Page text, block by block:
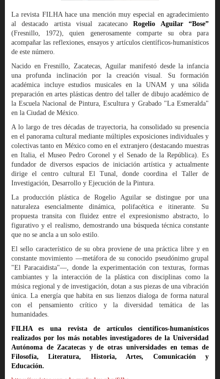
La revista FILHA hace una mención muy especial en agradecimiento
al destacado artista visual zacatecanoRogelio Aguilar “Bose”
(Fresnillo, 1972), quien generosamente comparte su obra para
acompañar las reflexiones, ensayos y artículos científicos-humanísticos
de este número.
Nacido en Fresnillo, Zacatecas, Aguilar manifestó desde la infancia
una profunda inclinación por la creación visual. Su formación
académica incluye estudios musicales en la UNAM y una sólida
preparación en artes plásticas dentro del taller de dibujo académico de
la Escuela Nacional de Pintura, Escultura y Grabado "La Esmeralda"
en la Ciudad de México.
A lo largo de tres décadas de trayectoria, ha consolidado su presencia
en el panorama cultural mediante múltiples exposiciones individuales y
colectivas tanto en México como en el extranjero (destacando muestras
en Italia, el Museo Pedro Coronel y el Senado de la República). Es
fundador de diversos espacios de iniciación artística y actualmente
dirige el centro cultural El Tunal, donde coordina el Taller de
Investigación, Desarrollo y Ejecución de la Pintura.
La producción plástica de Rogelio Aguilar se distingue por una
naturaleza esencialmente dinámica, polifacética e itinerante. Su
propuesta transita con fluidez entre el expresionismo abstracto, lo
figurativo y el realismo, demostrando una búsqueda técnica constante
que no se ancla a un solo estilo.
El sello característico de su obra proviene de una práctica libre y en
constante movimiento —metáfora de su conocido pseudónimo grupal
"El Paracaidista"—, donde la experimentación con texturas, formas
cambiantes y la interacción de la plástica con disciplinas como la
música regional y de investigación, dotan a sus piezas de una vibración
única. La energía que habita en sus lienzos dialoga de forma natural
con el pensamiento crítico y la diversidad temática de las
humanidades.
FILHA es una revista de artículos científicos-humanísticos
realizados por los más notables investigadores de la Universidad
Autónoma de Zacatecas y de otras universidades en temas de
Filosofía, Literatura, Historia, Artes, Comunicación y
Educación.